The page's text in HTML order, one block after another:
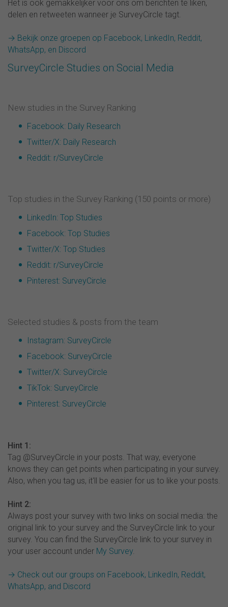
Het is ook gemakkelijker voor ons om berichten te liken,
delen en retweeten wanneer je SurveyCircle tagt.
→ Bekijk onze groepen op Facebook, LinkedIn, Reddit,
WhatsApp, en Discord
SurveyCircle Studies on Social Media
New studies in the Survey Ranking
Facebook: Daily Research
Twitter/X: Daily Research
Reddit: r/SurveyCircle
Top studies in the Survey Ranking (150 points or more)
LinkedIn: Top Studies
Facebook: Top Studies
Twitter/X: Top Studies
Reddit: r/SurveyCircle
Pinterest: SurveyCircle
Selected studies & posts from the team
Instagram: SurveyCircle
Facebook: SurveyCircle
Twitter/X: SurveyCircle
TikTok: SurveyCircle
Pinterest: SurveyCircle
Hint 1:
Tag @SurveyCircle in your posts. That way, everyone
knows they can get points when participating in your survey.
Also, when you tag us, it'll be easier for us to like your posts.
Hint 2:
Always post your survey with two links on social media: the
original link to your survey and the SurveyCircle link to your
survey. You can find the SurveyCircle link to your survey in
your user account under My Survey.
→ Check out our groups on Facebook, LinkedIn, Reddit,
WhatsApp, and Discord